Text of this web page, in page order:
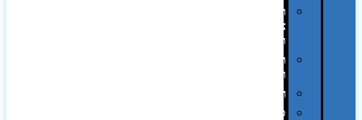
תיקי
ומכתביות
תערוכות
וכנסים
רמקולים
סוכריות